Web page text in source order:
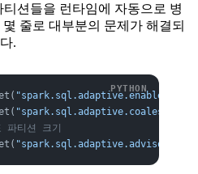
티션들을 런타임에 자동으로 병
줄로 대부분의 문제가 해결되
.
"spark.sql.adaptive.enabled"
티션 크기